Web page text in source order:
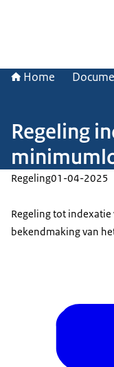
Home
Regeling
Regeling01-04-2025
Regeling tot
bekendmaking van